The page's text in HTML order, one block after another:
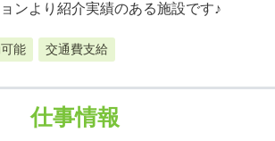
ンより紹介実績のある施設です♪
能 交通費支給
仕事情報